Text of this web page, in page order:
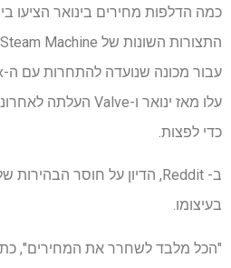
כדי לפצות.
בעיצומו.